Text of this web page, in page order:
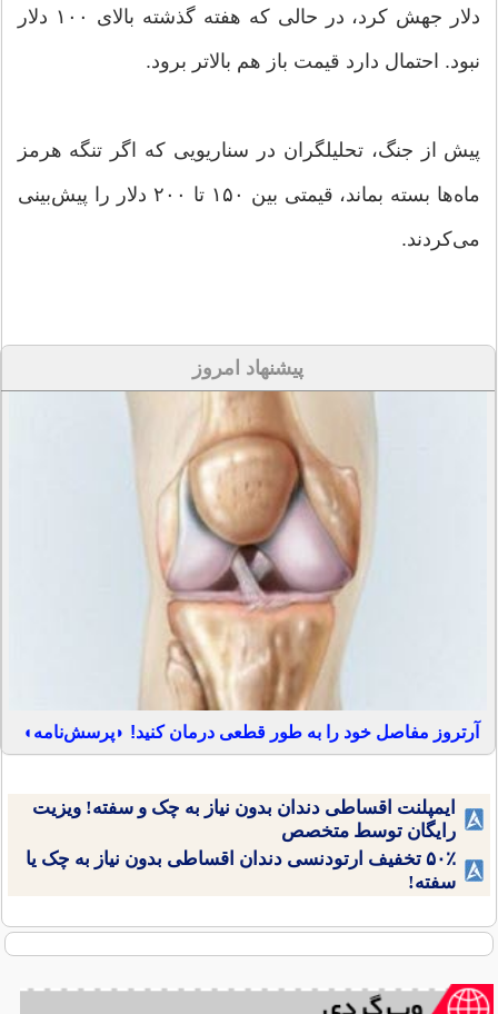
دلار جهش کرد، در حالی که هفته گذشته بالای ۱۰۰ دلار
نبود. احتمال دارد قیمت باز هم بالاتر برود.
پیش از جنگ، تحلیلگران در سناریویی که اگر تنگه هرمز
ماه‌ها بسته بماند، قیمتی بین ۱۵۰ تا ۲۰۰ دلار را پیش‌بینی
می‌کردند.
پیشنهاد امروز
آرتروز مفاصل خود را به طور قطعی درمان کنید! ◗پرسش‌نامه◖
ایمپلنت اقساطی دندان بدون نیاز به چک و سفته! ویزیت
رایگان توسط متخصص
۵۰٪ تخفیف ارتودنسی دندان اقساطی بدون نیاز به چک یا
سفته!